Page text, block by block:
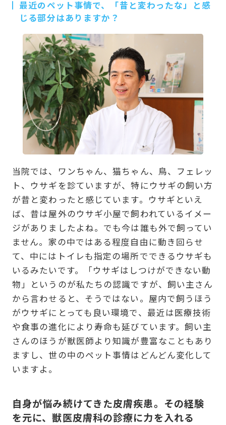
最近のペット事情で、「昔と変わったな」と感
じる部分はありますか？
当院では、ワンちゃん、猫ちゃん、鳥、フェレッ
ト、ウサギを診ていますが、特にウサギの飼い方
が昔と変わったと感じています。ウサギといえ
ば、昔は屋外のウサギ小屋で飼われているイメー
ジがありましたよね。でも今は誰も外で飼ってい
ません。家の中ではある程度自由に動き回らせ
て、中にはトイレも指定の場所でできるウサギも
いるみたいです。「ウサギはしつけができない動
物」というのが私たちの認識ですが、飼い主さん
から言わせると、そうではない。屋内で飼うほう
がウサギにとっても良い環境で、最近は医療技術
や食事の進化により寿命も延びています。飼い主
さんのほうが獣医師より知識が豊富なこともあり
ますし、世の中のペット事情はどんどん変化して
いますよ。
自身が悩み続けてきた皮膚疾患。その経験
を元に、獣医皮膚科の診療に力を入れる